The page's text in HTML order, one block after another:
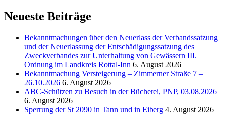
Neueste Beiträge
Bekanntmachungen über den Neuerlass der Verbandssatzung
und der Neuerlassung der Entschädigungssatzung des
Zweckverbandes zur Unterhaltung von Gewässern III.
Ordnung im Landkreis Rottal-Inn 6. August 2026
Bekanntmachung Versteigerung – Zimmerner Straße 7 –
26.10.2026 6. August 2026
ABC-Schützen zu Besuch in der Bücherei, PNP, 03.08.2026
6. August 2026
Sperrung der St 2090 in Tann und in Eiberg 4. August 2026